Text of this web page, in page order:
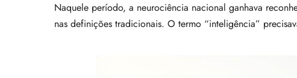
Naquele período, a neurociência nacional ganhava
nas definições tradicionais. O termo “inteligência”